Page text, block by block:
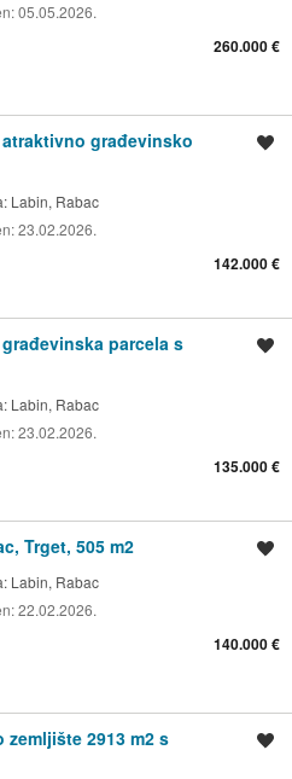
05.05.2026.
260.000 €
građevinsko
Labin, Rabac
23.02.2026.
142.000 €
parcela s
Labin, Rabac
23.02.2026.
135.000 €
Trget, 505 m2
Labin, Rabac
22.02.2026.
140.000 €
zemljište 2913 m2 s